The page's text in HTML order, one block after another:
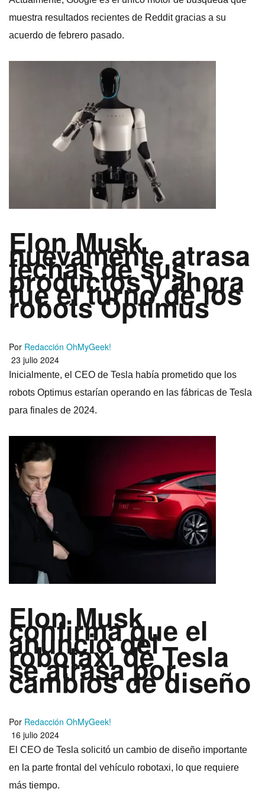
muestra resultados recientes de Reddit gracias a su
acuerdo de febrero pasado.
Elon Musk
nuevamente atrasa
fechas de sus
productos y ahora
fue el turno de los
robots Optimus
Por Redacción OhMyGeek!
23 julio 2024
Inicialmente, el CEO de Tesla había prometido que los
robots Optimus estarían operando en las fábricas de Tesla
para finales de 2024.
Elon Musk
confirma que el
anuncio del
robotaxi de Tesla
se atrasa por
cambios de diseño
Por Redacción OhMyGeek!
16 julio 2024
El CEO de Tesla solicitó un cambio de diseño importante
en la parte frontal del vehículo robotaxi, lo que requiere
más tiempo.